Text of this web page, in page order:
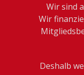
Wir sind
Wir
Deshalb